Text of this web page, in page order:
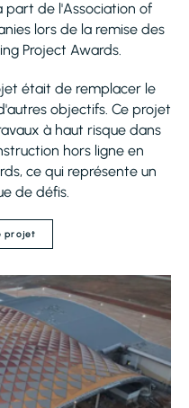
part de l'Association of
lors de la remise des
Project Awards.
était de remplacer le
objectifs. Ce projet
à haut risque dans
hors ligne en
ce qui représente un
de défis.
projet